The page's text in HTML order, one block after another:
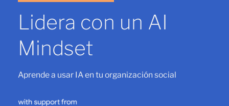
Lidera con un AI
Mindset
Aprende a usar IA en tu organización social